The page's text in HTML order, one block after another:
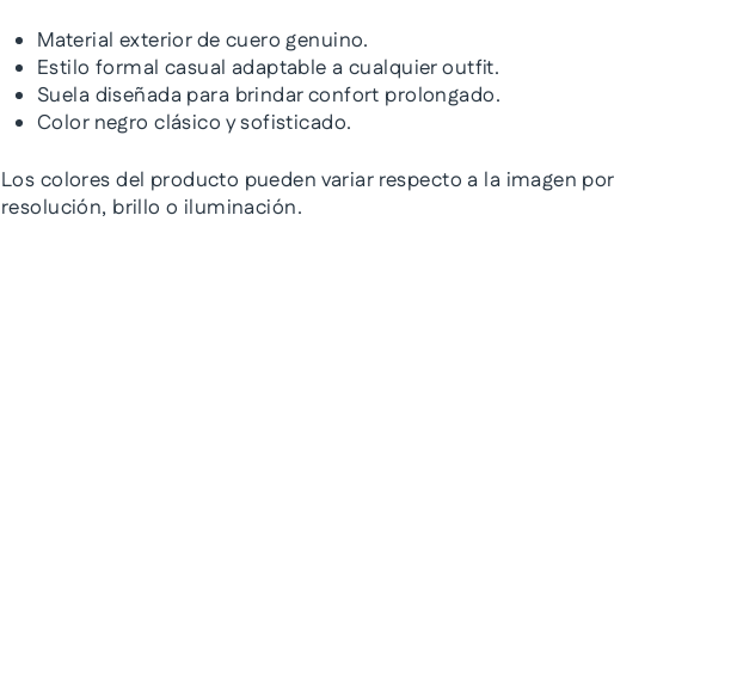
Material exterior de cuero genuino.
Estilo formal casual adaptable a cualquier outfit.
Suela diseñada para brindar confort prolongado.
Color negro clásico y sofisticado.
Los colores del producto pueden variar respecto a la imagen por
resolución, brillo o iluminación.